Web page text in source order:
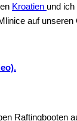
Kroatien und
auf